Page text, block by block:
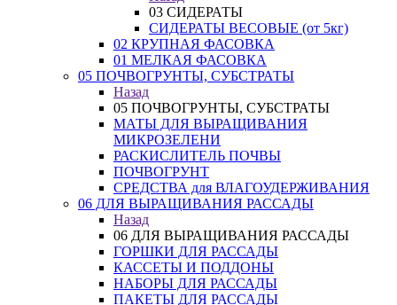
03 СИДЕРАТЫ
СИДЕРАТЫ ВЕСОВЫЕ (от 5кг)
02 КРУПНАЯ ФАСОВКА
01 МЕЛКАЯ ФАСОВКА
05 ПОЧВОГРУНТЫ, СУБСТРАТЫ
Назад
05 ПОЧВОГРУНТЫ, СУБСТРАТЫ
МАТЫ ДЛЯ ВЫРАЩИВАНИЯ
МИКРОЗЕЛЕНИ
РАСКИСЛИТЕЛЬ ПОЧВЫ
ПОЧВОГРУНТ
СРЕДСТВА для ВЛАГОУДЕРЖИВАНИЯ
06 ДЛЯ ВЫРАЩИВАНИЯ РАССАДЫ
Назад
06 ДЛЯ ВЫРАЩИВАНИЯ РАССАДЫ
ГОРШКИ ДЛЯ РАССАДЫ
КАССЕТЫ И ПОДДОНЫ
НАБОРЫ ДЛЯ РАССАДЫ
ПАКЕТЫ ДЛЯ РАССАДЫ